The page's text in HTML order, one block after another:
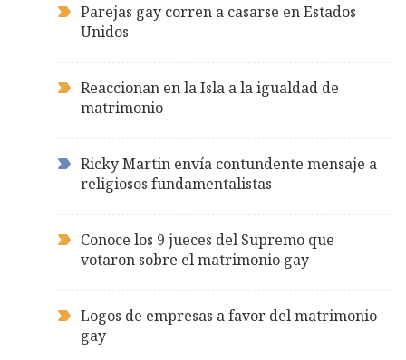
Parejas gay corren a casarse en Estados
Unidos
Reaccionan en la Isla a la igualdad de
matrimonio
Ricky Martin envía contundente mensaje a
religiosos fundamentalistas
Conoce los 9 jueces del Supremo que
votaron sobre el matrimonio gay
Logos de empresas a favor del matrimonio
gay